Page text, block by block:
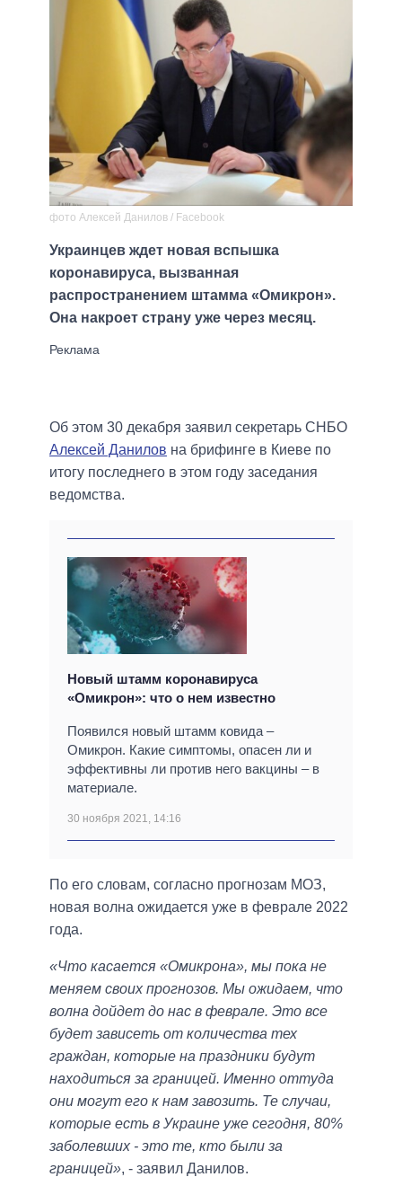
фото Алексей Данилов / Facebook
Украинцев ждет новая вспышка
коронавируса, вызванная
распространением штамма «Омикрон».
Она накроет страну уже через месяц.
Об этом 30 декабря заявил секретарь СНБО
Алексей Данилов на брифинге в Киеве по
итогу последнего в этом году заседания
ведомства.
Новый штамм коронавируса
«Омикрон»: что о нем известно
Появился новый штамм ковида –
Омикрон. Какие симптомы, опасен ли и
эффективны ли против него вакцины – в
материале.
30 ноября 2021, 14:16
По его словам, согласно прогнозам МОЗ,
новая волна ожидается уже в феврале 2022
года.
«Что касается «Омикрона», мы пока не
меняем своих прогнозов. Мы ожидаем, что
волна дойдет до нас в феврале. Это все
будет зависеть от количества тех
граждан, которые на праздники будут
находиться за границей. Именно оттуда
они могут его к нам завозить. Те случаи,
которые есть в Украине уже сегодня, 80%
заболевших - это те, кто были за
границей», - заявил Данилов.